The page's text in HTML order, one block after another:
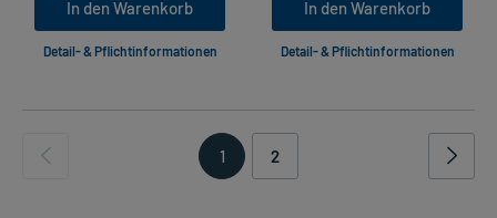
In den Warenkorb
Detail- & Pflichtinformationen
In den Warenkorb
Detail- & Pflichtinformationen
1 2